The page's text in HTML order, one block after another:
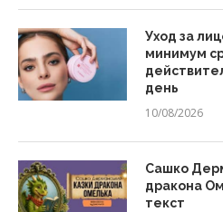
Уход за
минимум
день
10/08/2026
Сашко
дракона
текст